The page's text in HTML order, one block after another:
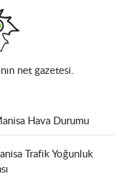
net gazetesi.
Hava Durumu
Trafik Yoğunluk